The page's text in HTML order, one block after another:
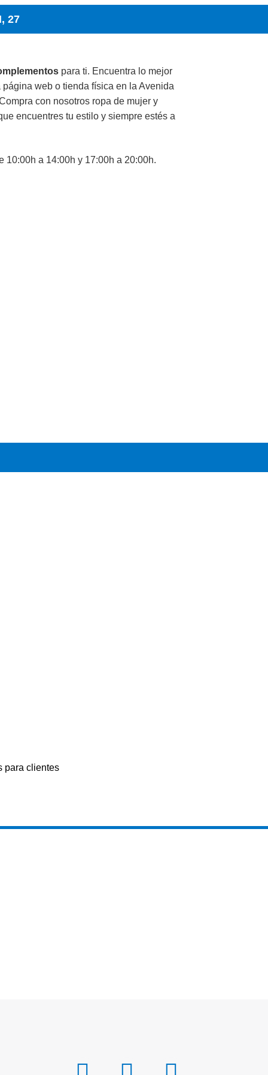
27
para ti. Encuentra lo mejor
página web o tienda física en la Avenida
con nosotros ropa de mujer y
encuentres tu estilo y siempre estés a
10:00h a 14:00h y 17:00h a 20:00h.
para clientes